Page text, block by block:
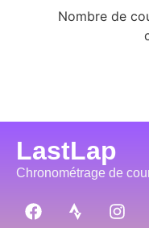
Nombre de
LastLap
Chronométrage de